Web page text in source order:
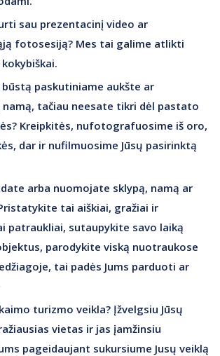
sau prezentacinį video ar
fotosesiją? Mes tai galime atlikti
būstą paskutiniame aukšte ar
namą, tačiau neesate tikri dėl pastato
Kreipkitės, nufotografuosime iš oro,
dar ir nufilmuosime Jūsų pasirinktą
arba nuomojate sklypą, namą ar
tai aiškiai, gražiai ir
patraukliai, sutaupykite savo laiką
parodykite viską nuotraukose
tai padės Jums parduoti ar
turizmo veikla? Įžvelgsiu Jūsų
vietas ir jas įamžinsiu
pageidaujant sukursiume Jusų veiklą